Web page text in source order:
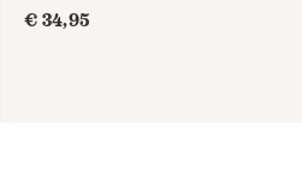
€ 34,95